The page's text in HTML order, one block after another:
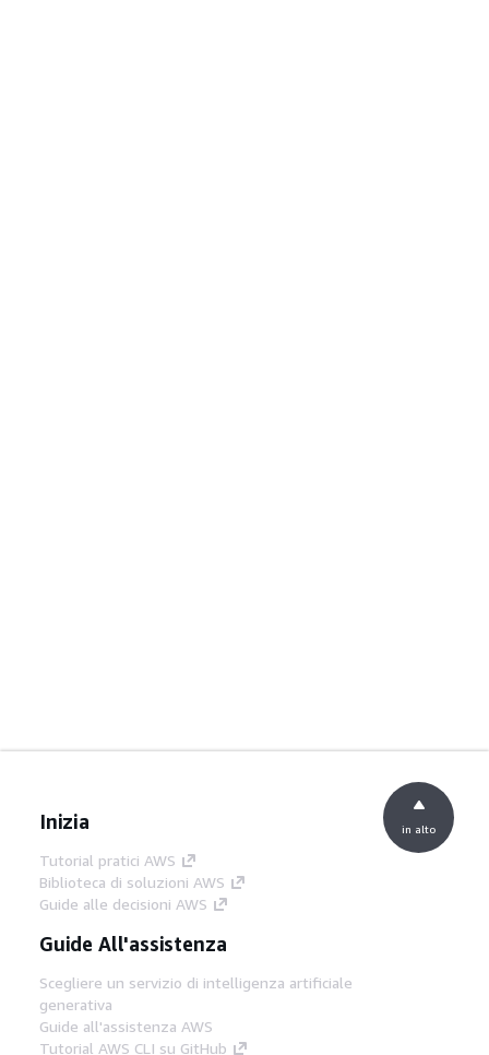
Inizia
Tutorial pratici AWS
Biblioteca di soluzioni AWS
Guide alle decisioni AWS
Guide All'assistenza
Scegliere un servizio di intelligenza artificiale
generativa
Guide all'assistenza AWS
Tutorial AWS CLI su GitHub
in alto